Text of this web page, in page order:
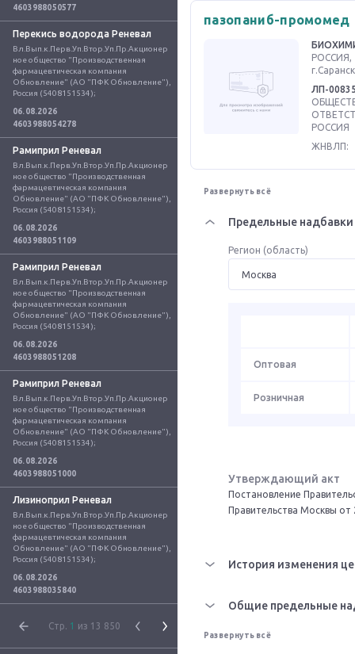
4603988050577
Перекись водорода Реневал
Вл.Вып.к.Перв.Уп.Втор.Уп.Пр.Акционер
ное общество "Производственная
фармацевтическая компания
Обновление" (АО "ПФК Обновление"),
Россия (5408151534);
06.08.2026
4603988054278
Рамиприл Реневал
Вл.Вып.к.Перв.Уп.Втор.Уп.Пр.Акционер
ное общество "Производственная
фармацевтическая компания
Обновление" (АО "ПФК Обновление"),
Россия (5408151534);
06.08.2026
4603988051109
Рамиприл Реневал
Вл.Вып.к.Перв.Уп.Втор.Уп.Пр.Акционер
ное общество "Производственная
фармацевтическая компания
Обновление" (АО "ПФК Обновление"),
Россия (5408151534);
06.08.2026
4603988051208
Рамиприл Реневал
Вл.Вып.к.Перв.Уп.Втор.Уп.Пр.Акционер
ное общество "Производственная
фармацевтическая компания
Обновление" (АО "ПФК Обновление"),
Россия (5408151534);
06.08.2026
4603988051000
Лизиноприл Реневал
Вл.Вып.к.Перв.Уп.Втор.Уп.Пр.Акционер
ное общество "Производственная
фармацевтическая компания
Обновление" (АО "ПФК Обновление"),
Россия (5408151534);
06.08.2026
4603988035840
Стр. 1 из 13 850
пазопаниб-промомед
РОССИЯ,
ЛП-
РОССИЯ
ЖНВЛП:
Развернуть всё
Предельные надбавки
Регион (область)
Оптовая
Розничная
Утверждающий акт
Постановление
Правительства Москвы
История изменения
Общие предельные
Развернуть всё